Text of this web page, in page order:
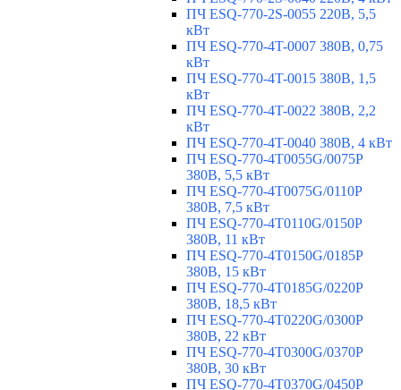
ПЧ ESQ-770-2S-0055 220В, 5,5
кВт
ПЧ ESQ-770-4T-0007 380В, 0,75
кВт
ПЧ ESQ-770-4T-0015 380В, 1,5
кВт
ПЧ ESQ-770-4T-0022 380В, 2,2
кВт
ПЧ ESQ-770-4T-0040 380В, 4 кВт
ПЧ ESQ-770-4T0055G/0075P
380В, 5,5 кВт
ПЧ ESQ-770-4T0075G/0110P
380В, 7,5 кВт
ПЧ ESQ-770-4T0110G/0150P
380В, 11 кВт
ПЧ ESQ-770-4T0150G/0185P
380В, 15 кВт
ПЧ ESQ-770-4T0185G/0220P
380В, 18,5 кВт
ПЧ ESQ-770-4T0220G/0300P
380В, 22 кВт
ПЧ ESQ-770-4T0300G/0370P
380В, 30 кВт
ПЧ ESQ-770-4T0370G/0450P